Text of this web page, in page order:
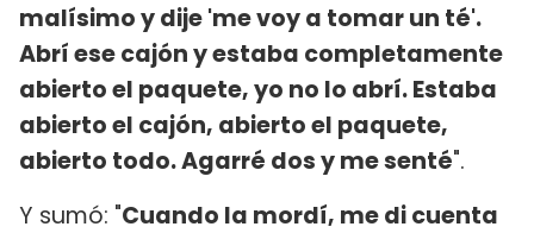
malísimo y dije 'me voy a tomar un té'.
Abrí ese cajón y estaba completamente
abierto el paquete, yo no lo abrí. Estaba
abierto el cajón, abierto el paquete,
abierto todo. Agarré dos y me senté".
Y sumó: "Cuando la mordí, me di cuenta